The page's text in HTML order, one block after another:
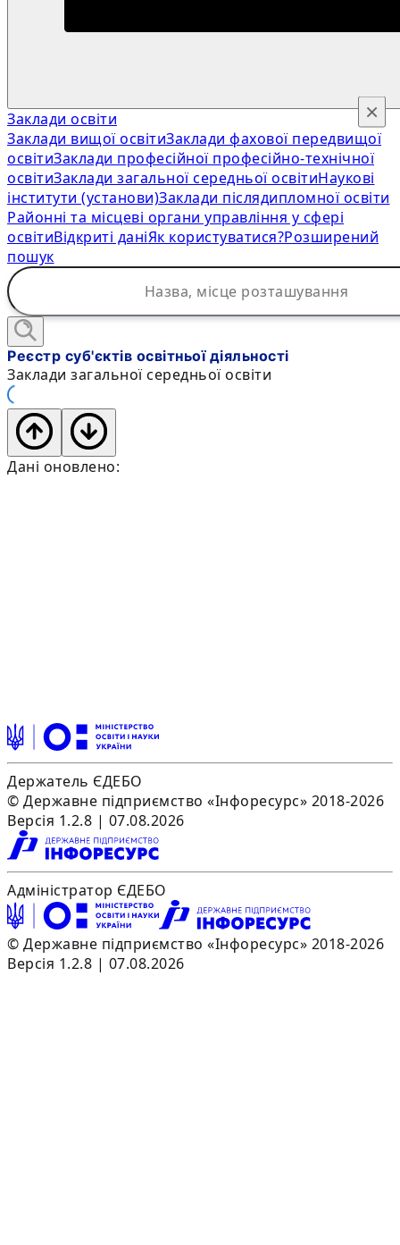
Заклади освіти
Заклади вищої освітиЗаклади фахової передвищої
освітиЗаклади професійної професійно-технічної
освітиЗаклади загальної середньої освітиНаукові
інститути (установи)Заклади післядипломної освіти
Районні та місцеві органи управління у сфері
освітиВідкриті даніЯк користуватися?Розширений
пошук
×
Реєстр суб'єктів освітньої діяльності
Заклади загальної середньої освіти
Дані оновлено:
Держатель ЄДЕБО
© Державне підприємство «Інфоресурс» 2018-2026
Версія 1.2.8 | 07.08.2026
Адміністратор ЄДЕБО
© Державне підприємство «Інфоресурс» 2018-2026
Версія 1.2.8 | 07.08.2026